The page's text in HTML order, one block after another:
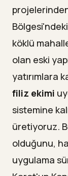
köklü
olan eski
yatırımlara
filiz ekimi
sistemine
üretiyoruz.
olduğunu,
uygulama